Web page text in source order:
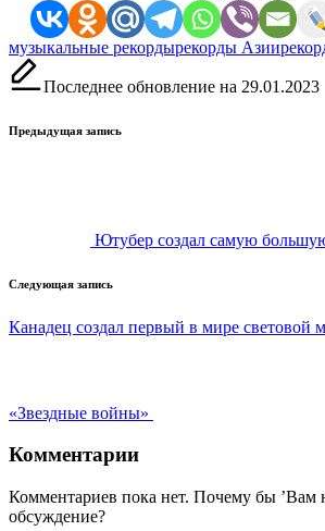
Метки:
музыкальные рекордырекорды Азии
Последнее обновление на 29.01.2023
Навигация
Предыдущая запись
Ютубер создал самую
Следующая запись
Канадец создал первый в мире световой
«Звездные войны»
Комментарии
Комментариев пока нет. Почему бы ’Вам
обсуждение?